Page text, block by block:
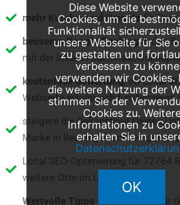
mehr Kunden und Umsatzfür Dein
besseres Google Rankingin den
mit der lokalen
kostenlose Bewertung, ob Local
Webseite erfolgreich funktionieren
steigere die Bekanntheit Deines
Marke in Reutlingen und Umgebung
Local SEO-Optimierung für 72764
weitere Orte im Umkreis
Wertvolle Tipps und Hinweise für
Diese Website
Cookies, um die
Funktionalität
unsere Webseite für Sie
zu gestalten und
verbessern zu
verwenden wir Cookies.
die weitere Nutzung der
stimmen Sie der
Cookies zu.
Informationen zu
erhalten Sie in
OK